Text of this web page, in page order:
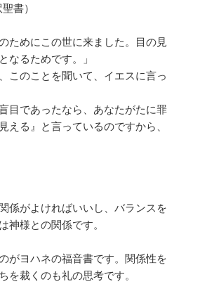
書）
ためにこの世に来ました。目の見
なるためです。」
このことを聞いて、イエスに言っ
目であったなら、あなたがたに罪
る』と言っているのですから、
係がよければいいし、バランスを
様との関係です。
がヨハネの福音書です。関係性を
裁くのも礼の思考です。